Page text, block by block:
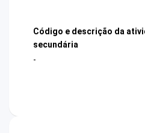
Código e descrição da
secundária
-